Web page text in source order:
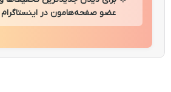
عضو صفحه‌هامون در اینستاگرام